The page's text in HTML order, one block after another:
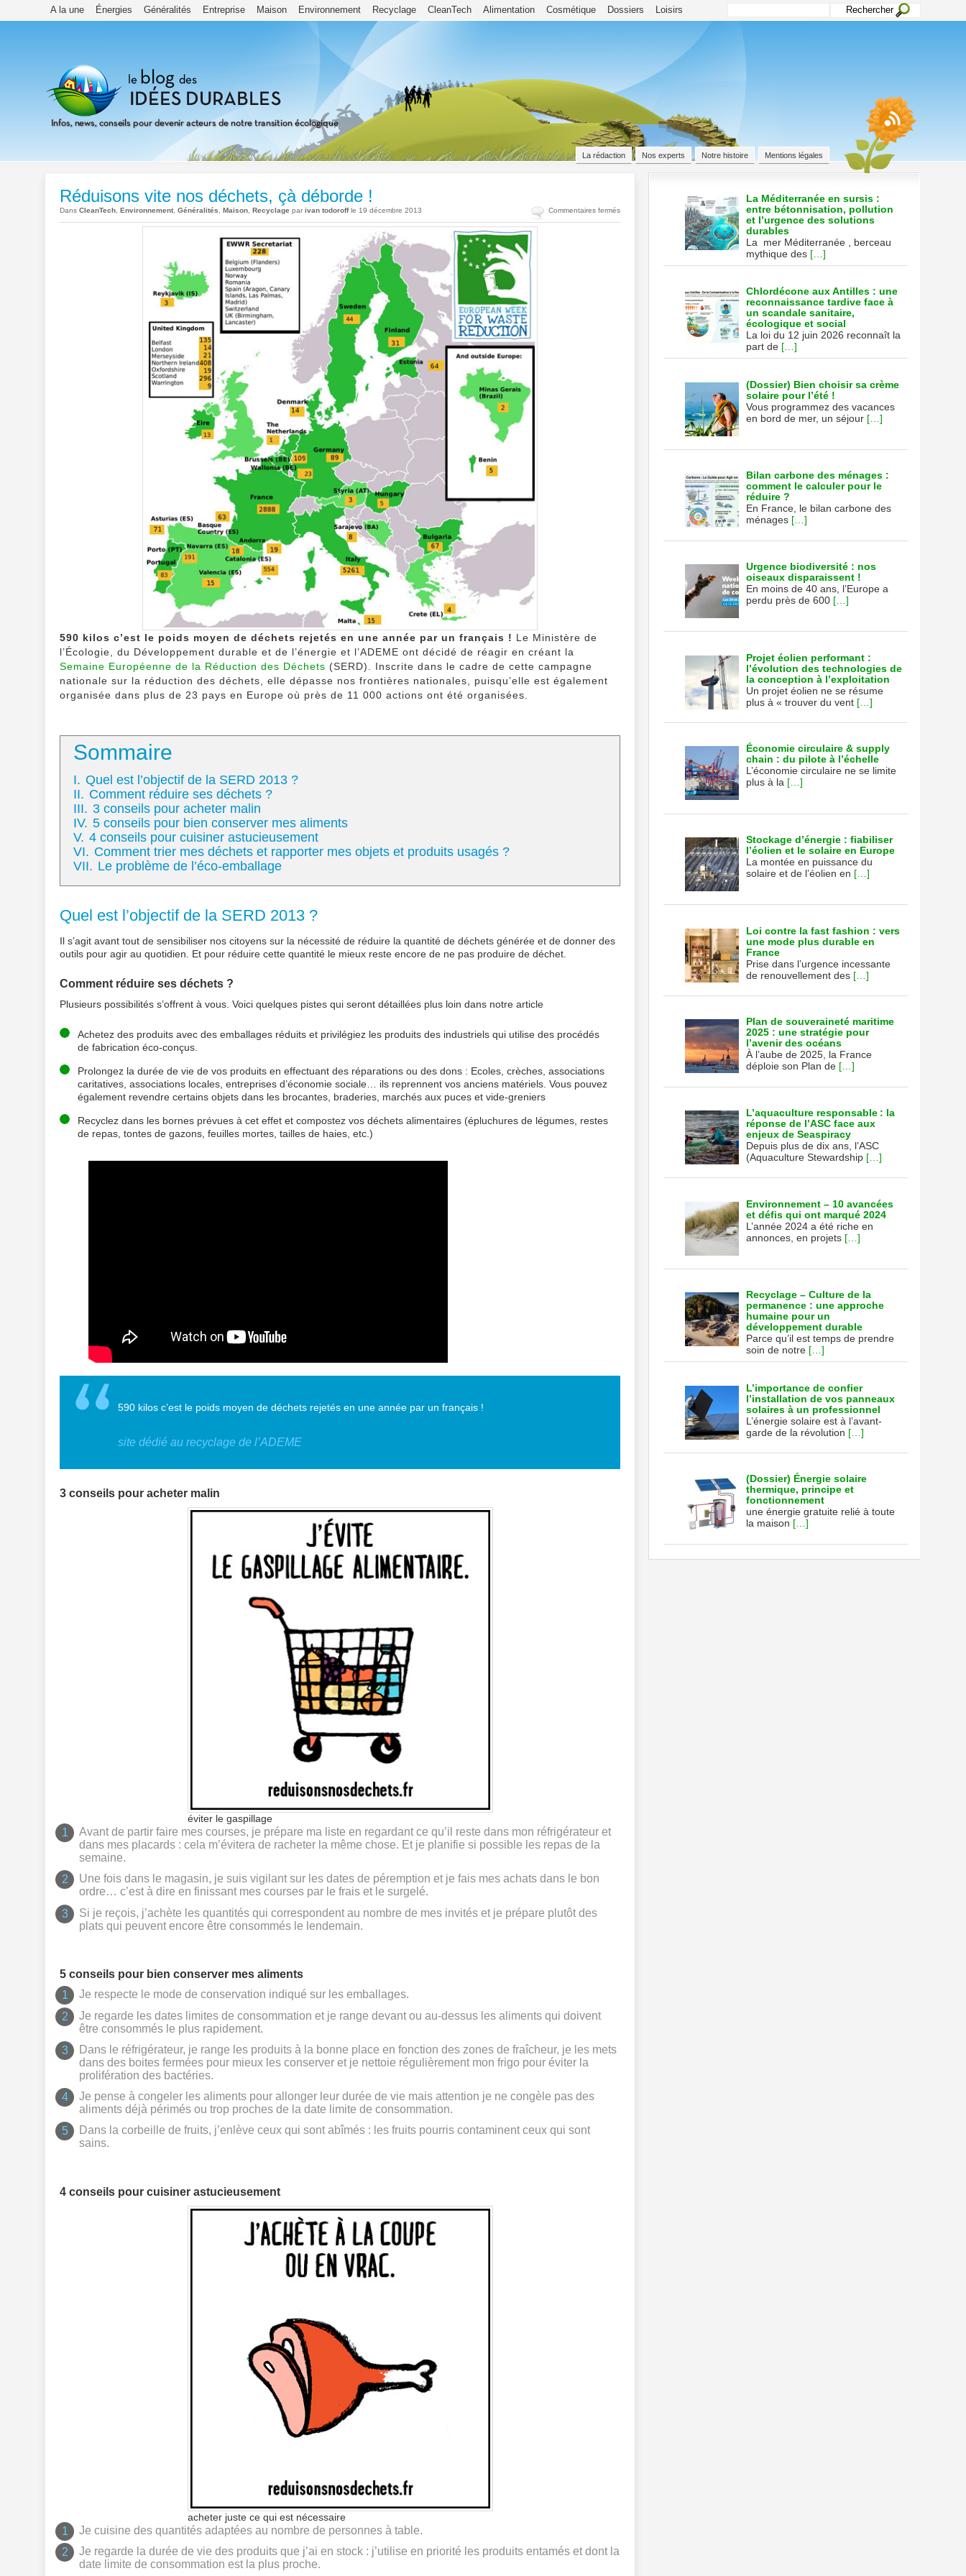
A la une Énergies Généralités Entreprise Maison Environnement Recyclage CleanTech Alimentation Cosmétique Dossiers Loisirs
La rédaction Nos experts Notre histoire Mentions légales
Réduisons vite nos déchets, çà déborde !
Dans CleanTech Environnement Généralités Maison Recyclage par ivan todoroffle 19 décembre 2013 Commentaires ferméssur
Réduisons
590 kilos c’est le poids moyen de déchets rejetés en une année par un français ! Le Ministère de
l’Écologie, du Développement durable et de l’énergie et l’ADEME ont décidé de réagir en créant la
Semaine Européenne de la Réduction des Déchets (SERD). Inscrite dans le cadre de cette campagne
nationale sur la réduction des déchets, elle dépasse nos frontières nationales, puisqu’elle est également
organisée dans plus de 23 pays en Europe où près de 11 000 actions ont été organisées.
Sommaire
I. Quel est l’objectif de la SERD 2013 ?
II. Comment réduire ses déchets ?
III. 3 conseils pour acheter malin
IV. 5 conseils pour bien conserver mes aliments
V. 4 conseils pour cuisiner astucieusement
VI. Comment trier mes déchets et rapporter mes objets et produits usagés ?
VII. Le problème de l’éco-emballage
Quel est l’objectif de la SERD 2013 ?
Il s’agit avant tout de sensibiliser nos citoyens sur la nécessité de réduire la quantité de déchets générée et de donner des
outils pour agir au quotidien. Et pour réduire cette quantité le mieux reste encore de ne pas produire de déchet.
Comment réduire ses déchets ?
Plusieurs possibilités s’offrent à vous. Voici quelques pistes qui seront détaillées plus loin dans notre article
Achetez des produits avec des emballages réduits et privilégiez les produits des industriels qui utilise des procédés
de fabrication éco-conçus.
Prolongez la durée de vie de vos produits en effectuant des réparations ou des dons : Ecoles, crèches, associations
caritatives, associations locales, entreprises d’économie sociale… ils reprennent vos anciens matériels. Vous pouvez
également revendre certains objets dans les brocantes, braderies, marchés aux puces et vide-greniers
Recyclez dans les bornes prévues à cet effet et compostez vos déchets alimentaires (épluchures de légumes, restes
de repas, tontes de gazons, feuilles mortes, tailles de haies, etc.)
590 kilos c’est le poids moyen de déchets rejetés en une année par un français !
site dédié au recyclage de l’ADEME
3 conseils pour acheter malin
éviter le gaspillage
Avant de partir faire mes courses, je prépare ma liste en regardant ce qu’il reste dans mon réfrigérateur et
dans mes placards : cela m’évitera de racheter la même chose. Et je planifie si possible les repas de la
semaine.
Une fois dans le magasin, je suis vigilant sur les dates de péremption et je fais mes achats dans le bon
ordre… c’est à dire en finissant mes courses par le frais et le surgelé.
Si je reçois, j’achète les quantités qui correspondent au nombre de mes invités et je prépare plutôt des
plats qui peuvent encore être consommés le lendemain.
5 conseils pour bien conserver mes aliments
Je respecte le mode de conservation indiqué sur les emballages.
Je regarde les dates limites de consommation et je range devant ou au-dessus les aliments qui doivent
être consommés le plus rapidement.
Dans le réfrigérateur, je range les produits à la bonne place en fonction des zones de fraîcheur, je les mets
dans des boites fermées pour mieux les conserver et je nettoie régulièrement mon frigo pour éviter la
prolifération des bactéries.
Je pense à congeler les aliments pour allonger leur durée de vie mais attention je ne congèle pas des
aliments déjà périmés ou trop proches de la date limite de consommation.
Dans la corbeille de fruits, j’enlève ceux qui sont abîmés : les fruits pourris contaminent ceux qui sont
sains.
4 conseils pour cuisiner astucieusement
acheter juste ce qui est nécessaire
Je cuisine des quantités adaptées au nombre de personnes à table.
Je regarde la durée de vie des produits que j’ai en stock : j’utilise en priorité les produits entamés et dont la
date limite de consommation est la plus proche.
La Méditerranée en sursis :
entre bétonnisation, pollution
et l’urgence des solutions
durables
La mer Méditerranée , berceau
mythique des […]
Chlordécone aux Antilles : une
reconnaissance tardive face à
un scandale sanitaire,
écologique et social
La loi du 12 juin 2026 reconnaît la
part de […]
(Dossier) Bien choisir sa crème
solaire pour l’été !
Vous programmez des vacances
en bord de mer, un séjour […]
Bilan carbone des ménages :
comment le calculer pour le
réduire ?
En France, le bilan carbone des
ménages […]
Urgence biodiversité : nos
oiseaux disparaissent !
En moins de 40 ans, l’Europe a
perdu près de 600 […]
Projet éolien performant :
l’évolution des technologies de
la conception à l’exploitation
Un projet éolien ne se résume
plus à « trouver du vent […]
Économie circulaire & supply
chain : du pilote à l’échelle
L’économie circulaire ne se limite
plus à la […]
Stockage d’énergie : fiabiliser
l’éolien et le solaire en Europe
La montée en puissance du
solaire et de l’éolien en […]
Loi contre la fast fashion : vers
une mode plus durable en
France
Prise dans l’urgence incessante
de renouvellement des […]
Plan de souveraineté maritime
2025 : une stratégie pour
l’avenir des océans
À l’aube de 2025, la France
déploie son Plan de […]
L’aquaculture responsable : la
réponse de l’ASC face aux
enjeux de Seaspiracy
Depuis plus de dix ans, l’ASC
(Aquaculture Stewardship […]
Environnement – 10 avancées
et défis qui ont marqué 2024
L’année 2024 a été riche en
annonces, en projets […]
Recyclage – Culture de la
permanence : une approche
humaine pour un
développement durable
Parce qu’il est temps de prendre
soin de notre […]
L’importance de confier
l’installation de vos panneaux
solaires à un professionnel
L’énergie solaire est à l’avant-
garde de la révolution […]
(Dossier) Énergie solaire
thermique, principe et
fonctionnement
une énergie gratuite relié à toute
la maison […]